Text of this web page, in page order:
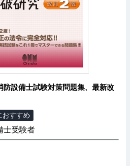
防設備士試験対策問題集、最新改
おすすめ
士受験者